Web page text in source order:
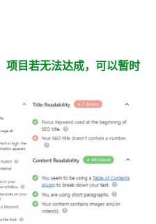
项目若无法达成，可以暂时